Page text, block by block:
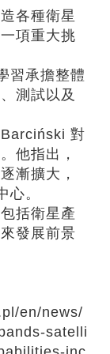
各種衛星
項重大挑
習承擔整體
測試以及
對
他指出，
漸擴大，
。
括衛星產
發展前景
en/news/
satelli